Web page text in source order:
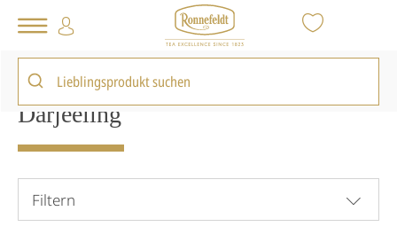
Tee Shop Loser Tee Schwarzer Tee
Darjeeling
Filtern